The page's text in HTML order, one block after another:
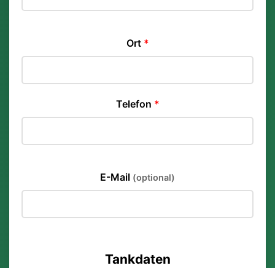
Ort *
Telefon *
E-Mail (optional)
Tankdaten